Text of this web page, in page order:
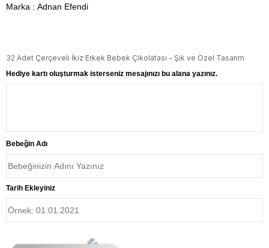
Marka : Adnan Efendi
32 Adet Çerçeveli İkiz Erkek Bebek Çikolatası - Şık ve Özel Tasarım
Hediye kartı oluşturmak isterseniz mesajınızı bu alana yazınız.
Bebeğin Adı
Tarih Ekleyiniz